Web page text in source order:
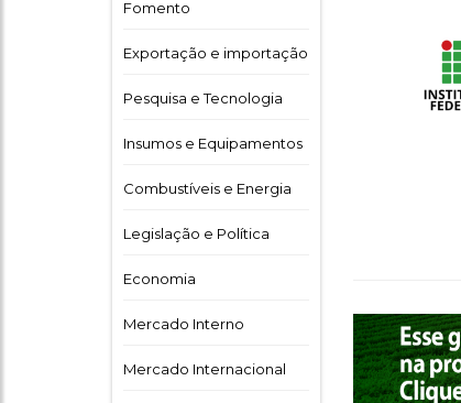
Fomento
Exportação e importação
Pesquisa e Tecnologia
Insumos e Equipamentos
Combustíveis e Energia
Legislação e Política
Economia
Mercado Interno
Mercado Internacional